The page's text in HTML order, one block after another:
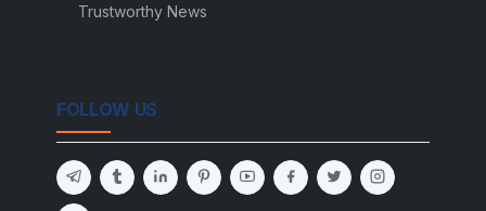
Trustworthy News
FOLLOW US